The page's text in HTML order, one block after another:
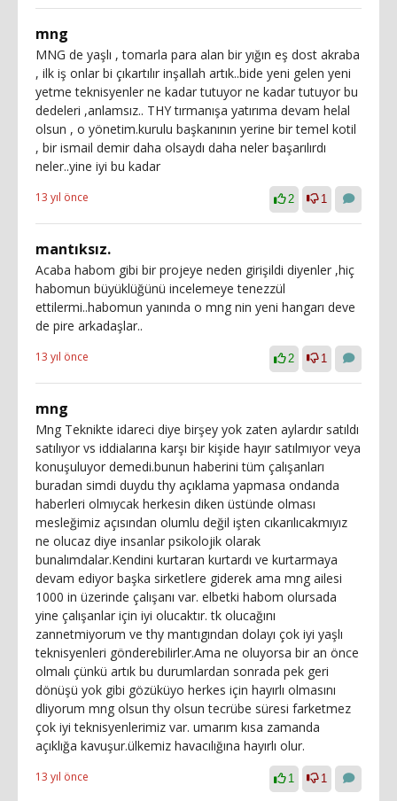
mng
MNG de yaşlı , tomarla para alan bir yığın eş dost akraba
, ilk iş onlar bi çıkartılır inşallah artık..bide yeni gelen yeni
yetme teknisyenler ne kadar tutuyor ne kadar tutuyor bu
dedeleri ,anlamsız.. THY tırmanışa yatırıma devam helal
olsun , o yönetim.kurulu başkanının yerine bir temel kotil
, bir ismail demir daha olsaydı daha neler başarılırdı
neler..yine iyi bu kadar
13 yıl önce 2 1
mantıksız.
Acaba habom gibi bir projeye neden girişildi diyenler ,hiç
habomun büyüklüğünü incelemeye tenezzül
ettilermi..habomun yanında o mng nin yeni hangarı deve
de pire arkadaşlar..
13 yıl önce 2 1
mng
Mng Teknikte idareci diye birşey yok zaten aylardır satıldı
satılıyor vs iddialarına karşı bir kişide hayır satılmıyor veya
konuşuluyor demedi.bunun haberini tüm çalışanları
buradan simdi duydu thy açıklama yapmasa ondanda
haberleri olmıycak herkesin diken üstünde olması
mesleğimiz açısından olumlu değil işten cıkarılıcakmıyız
ne olucaz diye insanlar psikolojik olarak
bunalımdalar.Kendini kurtaran kurtardı ve kurtarmaya
devam ediyor başka sirketlere giderek ama mng ailesi
1000 in üzerinde çalışanı var. elbetki habom olursada
yine çalışanlar için iyi olucaktır. tk olucağını
zannetmiyorum ve thy mantıgından dolayı çok iyi yaşlı
teknisyenleri gönderebilirler.Ama ne oluyorsa bir an önce
olmalı çünkü artık bu durumlardan sonrada pek geri
dönüşü yok gibi gözüküyo herkes için hayırlı olmasını
dliyorum mng olsun thy olsun tecrübe süresi farketmez
çok iyi teknisyenlerimiz var. umarım kısa zamanda
açıklığa kavuşur.ülkemiz havacılığına hayırlı olur.
13 yıl önce 1 1